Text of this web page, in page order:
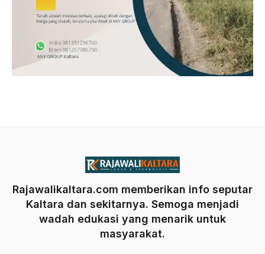
Rajawalikaltara.com memberikan info seputar
Kaltara dan sekitarnya. Semoga menjadi
wadah edukasi yang menarik untuk
masyarakat.